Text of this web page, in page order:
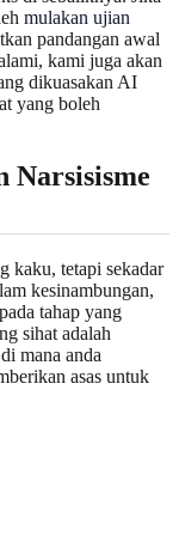
mulakan ujian
pandangan awal
kami juga akan
dikuasakan AI
yang boleh
Narsisisme
kaku, tetapi sekadar
kesinambungan,
tahap yang
sihat adalah
mana anda
asas untuk